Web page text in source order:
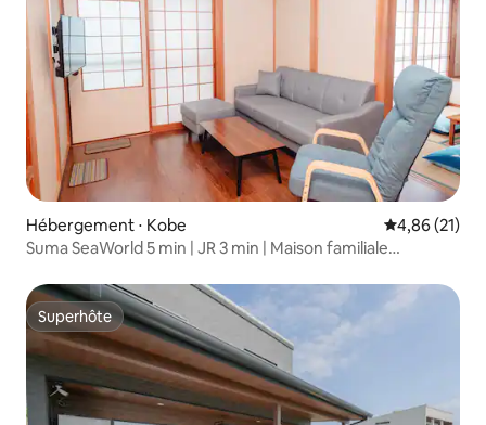
Hébergement ⋅ Kobe Évaluation
4,86 (21)
Suma SeaWorld 5 min | JR 3 min | Maison familiale
Superhôte
Superhôte